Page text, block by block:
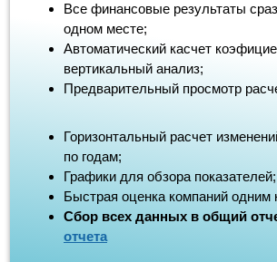
Все финансовые результаты
одном месте;
Автоматический касчет
вертикальный анализ;
Предварительный просмотр
Горизонтальный расчет
по годам;
Графики для обзора показателей;
Быстрая оценка компаний одним
Сбор всех данных в общий
отчета